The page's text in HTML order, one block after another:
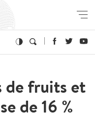
de fruits et
de 16 %